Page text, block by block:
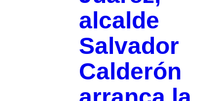
alcalde
Salvador
Calderón